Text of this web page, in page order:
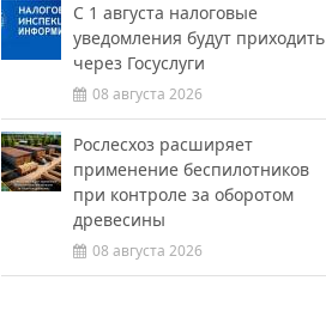
С 1 августа налоговые
уведомления будут приходить
через Госуслуги
08 августа 2026
Рослесхоз расширяет
применение беспилотников
при контроле за оборотом
древесины
08 августа 2026